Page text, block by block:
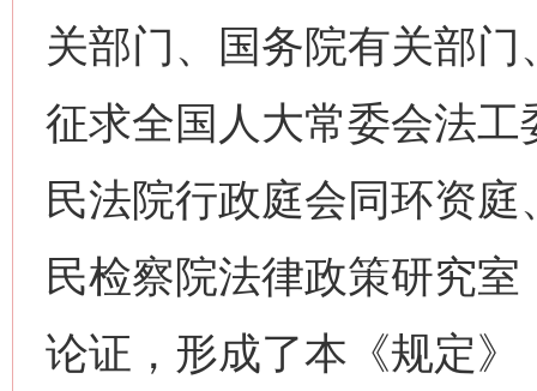
关部门、国务院有关部
征求全国人大常委会法
民法院行政庭会同环资
民检察院法律政策研究
论证，形成了本《规定